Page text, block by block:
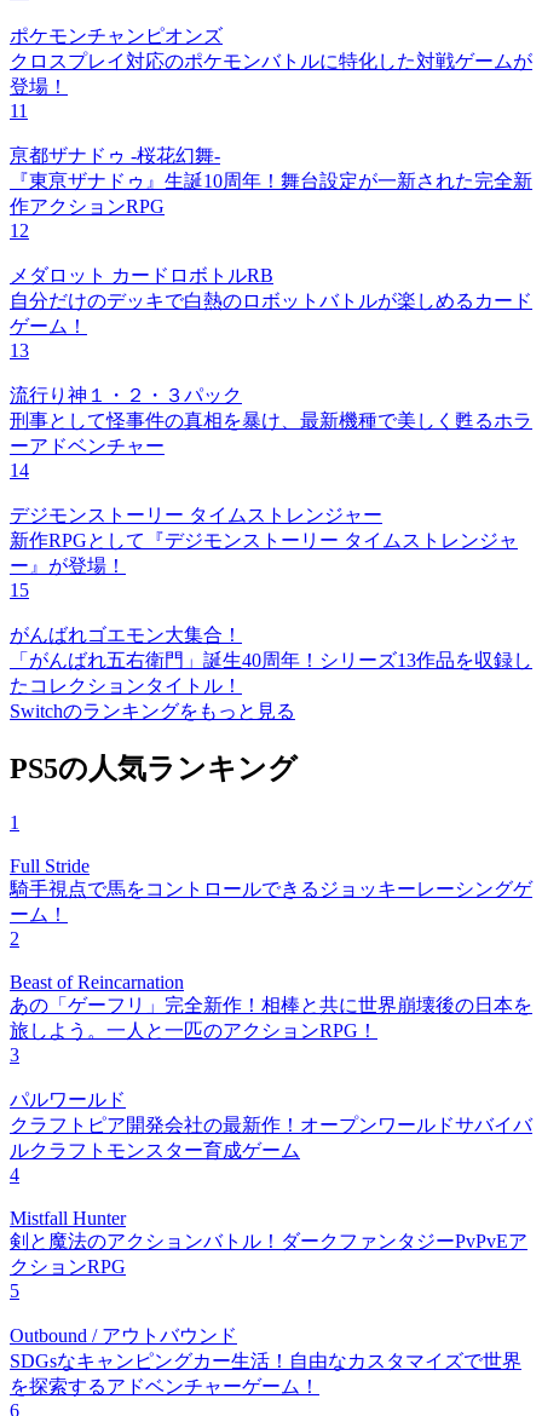
ポケモンチャンピオンズ
クロスプレイ対応のポケモンバトルに特化した対戦ゲームが
登場！
11
亰都ザナドゥ -桜花幻舞-
『東亰ザナドゥ』生誕10周年！舞台設定が一新された完全新
作アクションRPG
12
メダロット カードロボトルRB
自分だけのデッキで白熱のロボットバトルが楽しめるカード
ゲーム！
13
流行り神１・２・３パック
刑事として怪事件の真相を暴け、最新機種で美しく甦るホラ
ーアドベンチャー
14
デジモンストーリー タイムストレンジャー
新作RPGとして『デジモンストーリー タイムストレンジャ
ー』が登場！
15
がんばれゴエモン大集合！
「がんばれ五右衛門」誕生40周年！シリーズ13作品を収録し
たコレクションタイトル！
Switchのランキングをもっと見る
PS5の人気ランキング
1
Full Stride
騎手視点で馬をコントロールできるジョッキーレーシングゲ
ーム！
2
Beast of Reincarnation
あの「ゲーフリ」完全新作！相棒と共に世界崩壊後の日本を
旅しよう。一人と一匹のアクションRPG！
3
パルワールド
クラフトピア開発会社の最新作！オープンワールドサバイバ
ルクラフトモンスター育成ゲーム
4
Mistfall Hunter
剣と魔法のアクションバトル！ダークファンタジーPvPvEア
クションRPG
5
Outbound / アウトバウンド
SDGsなキャンピングカー生活！自由なカスタマイズで世界
を探索するアドベンチャーゲーム！
6